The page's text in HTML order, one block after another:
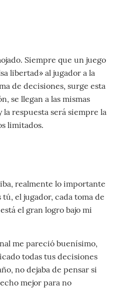
Siempre que un juego
libertad» al jugador a la
de decisiones, surge esta
se llegan a las mismas
la respuesta será siempre la
limitados.
realmente lo importante
tú, el jugador, cada toma de
el gran logro bajo mi
me pareció buenísimo,
todas tus decisiones
no dejaba de pensar si
mejor para no